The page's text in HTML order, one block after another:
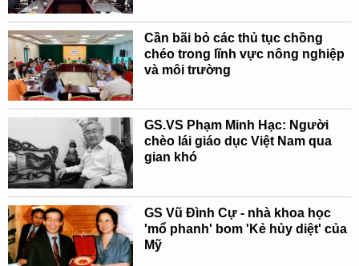
Cần bãi bỏ các thủ tục chồng
chéo trong lĩnh vực nông nghiệp
và môi trường
GS.VS Phạm Minh Hạc: Người
chèo lái giáo dục Việt Nam qua
gian khó
GS Vũ Đình Cự - nhà khoa học
'mổ phanh' bom 'Kẻ hủy diệt' của
Mỹ